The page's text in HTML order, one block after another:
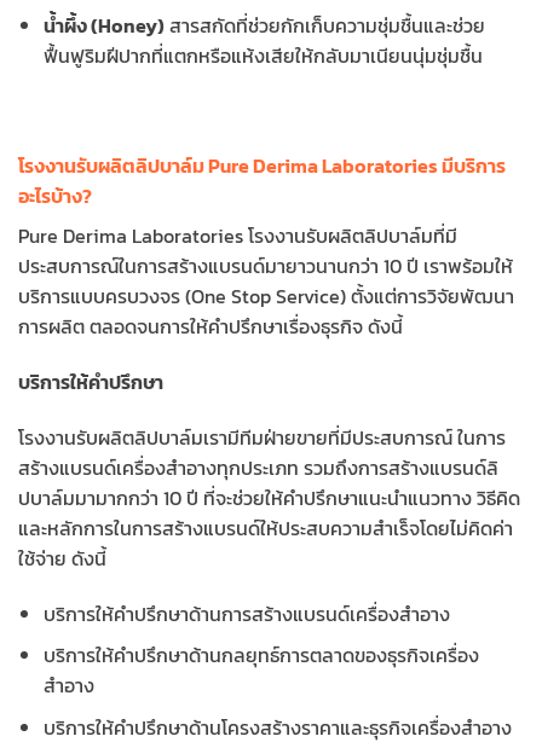
น้ำผึ้ง (Honey)สารสกัดที่ช่วยกักเก็บความชุ่มชื้นและช่วย
ฟื้นฟูริมฝีปากที่แตกหรือแห้งเสียให้กลับมาเนียนนุ่มชุ่มชื้น
โรงงานรับผลิตลิปบาล์ม Pure Derima Laboratories มีบริการ
อะไรบ้าง?
Pure Derima Laboratories โรงงานรับผลิตลิปบาล์มที่มี
ประสบการณ์ในการสร้างแบรนด์มายาวนานกว่า 10 ปี เราพร้อมให้
บริการแบบครบวงจร (One Stop Service) ตั้งแต่การวิจัยพัฒนา
การผลิต ตลอดจนการให้คำปรึกษาเรื่องธุรกิจ ดังนี้
บริการให้คำปรึกษา
โรงงานรับผลิตลิปบาล์มเรามีทีมฝ่ายขายที่มีประสบการณ์ ในการ
สร้างแบรนด์เครื่องสำอางทุกประเภท รวมถึงการสร้างแบรนด์ลิ
ปบาล์มมามากกว่า 10 ปี ที่จะช่วยให้คำปรึกษาแนะนำแนวทาง วิธีคิด
และหลักการในการสร้างแบรนด์ให้ประสบความสำเร็จโดยไม่คิดค่า
ใช้จ่าย ดังนี้
บริการให้คำปรึกษาด้านการสร้างแบรนด์เครื่องสำอาง
บริการให้คำปรึกษาด้านกลยุทธ์การตลาดของธุรกิจเครื่อง
สำอาง
บริการให้คำปรึกษาด้านโครงสร้างราคาและธุรกิจเครื่องสำอาง